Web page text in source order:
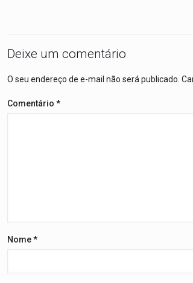
Deixe um comentário
O seu endereço de e-mail não será publicado.
Comentário *
Nome*